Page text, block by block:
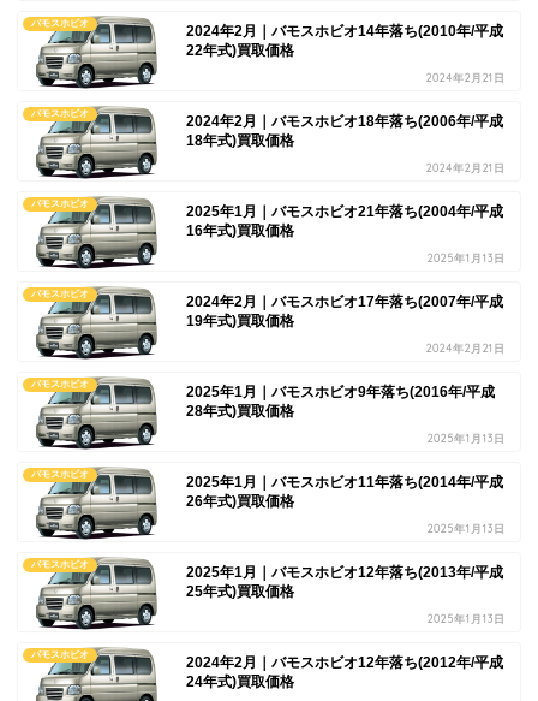
バモスホビオ
2024年2月｜バモスホビオ14年落ち(2010年/平成
22年式)買取価格
2024年2月21日
バモスホビオ
2024年2月｜バモスホビオ18年落ち(2006年/平成
18年式)買取価格
2024年2月21日
バモスホビオ
2025年1月｜バモスホビオ21年落ち(2004年/平成
16年式)買取価格
2025年1月13日
バモスホビオ
2024年2月｜バモスホビオ17年落ち(2007年/平成
19年式)買取価格
2024年2月21日
バモスホビオ
2025年1月｜バモスホビオ9年落ち(2016年/平成
28年式)買取価格
2025年1月13日
バモスホビオ
2025年1月｜バモスホビオ11年落ち(2014年/平成
26年式)買取価格
2025年1月13日
バモスホビオ
2025年1月｜バモスホビオ12年落ち(2013年/平成
25年式)買取価格
2025年1月13日
バモスホビオ
2024年2月｜バモスホビオ12年落ち(2012年/平成
24年式)買取価格